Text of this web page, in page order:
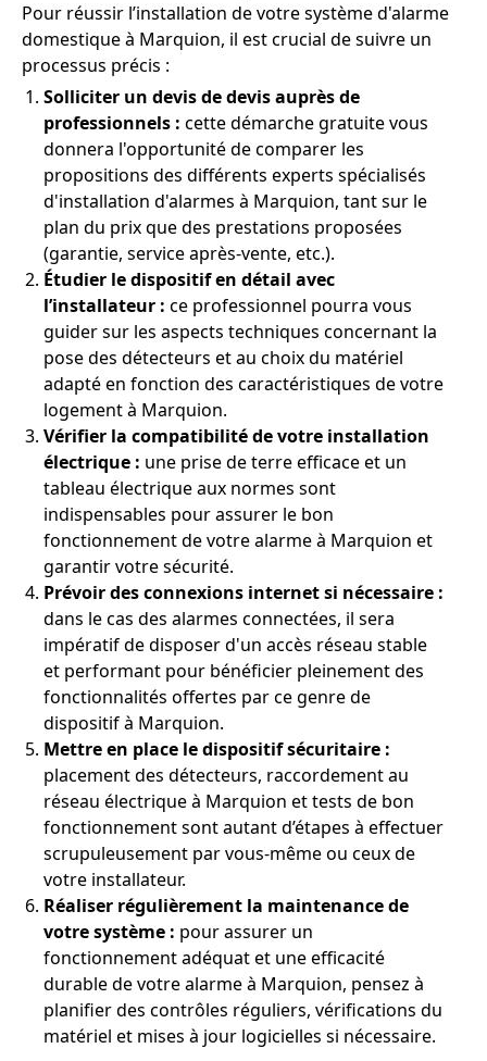
Pour réussir l’installation de votre système d'alarme
domestique à Marquion, il est crucial de suivre un
processus précis :
Solliciter un devis de devis auprès de
professionnels : cette démarche gratuite vous
donnera l'opportunité de comparer les
propositions des différents experts spécialisés
d'installation d'alarmes à Marquion, tant sur le
plan du prix que des prestations proposées
(garantie, service après-vente, etc.).
Étudier le dispositif en détail avec
l’installateur : ce professionnel pourra vous
guider sur les aspects techniques concernant la
pose des détecteurs et au choix du matériel
adapté en fonction des caractéristiques de votre
logement à Marquion.
Vérifier la compatibilité de votre installation
électrique : une prise de terre efficace et un
tableau électrique aux normes sont
indispensables pour assurer le bon
fonctionnement de votre alarme à Marquion et
garantir votre sécurité.
Prévoir des connexions internet si nécessaire :
dans le cas des alarmes connectées, il sera
impératif de disposer d'un accès réseau stable
et performant pour bénéficier pleinement des
fonctionnalités offertes par ce genre de
dispositif à Marquion.
Mettre en place le dispositif sécuritaire :
placement des détecteurs, raccordement au
réseau électrique à Marquion et tests de bon
fonctionnement sont autant d’étapes à effectuer
scrupuleusement par vous-même ou ceux de
votre installateur.
Réaliser régulièrement la maintenance de
votre système : pour assurer un
fonctionnement adéquat et une efficacité
durable de votre alarme à Marquion, pensez à
planifier des contrôles réguliers, vérifications du
matériel et mises à jour logicielles si nécessaire.